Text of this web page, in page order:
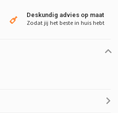
Deskundig advies op maat
Zodat jij het beste in huis hebt